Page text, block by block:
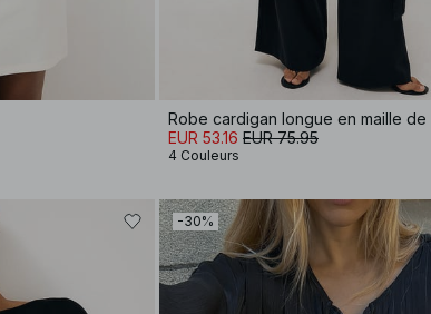
EUR 53.16 EUR 75.95
4 Couleurs
-30%